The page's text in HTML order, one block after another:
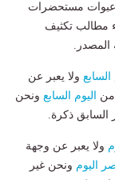
عبوات مستحضرات
عارض 8% من القراء مطالب تكثيف
المصدر.
السابع ولا يعبر عن
من اليوم السابع ونحن
السابق ذكرة.
ولا يعبر عن وجهة
اليوم ونحن غير